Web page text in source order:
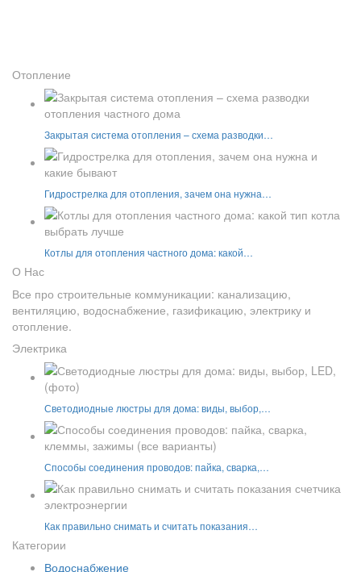
Отопление
Закрытая система отопления – схема разводки…
Гидрострелка для отопления, зачем она нужна…
Котлы для отопления частного дома: какой…
О Нас
Все про строительные коммуникации: канализацию,
вентиляцию, водоснабжение, газификацию, электрику и
отопление.
Электрика
Светодиодные люстры для дома: виды, выбор,…
Способы соединения проводов: пайка, сварка,…
Как правильно снимать и считать показания…
Категории
Водоснабжение